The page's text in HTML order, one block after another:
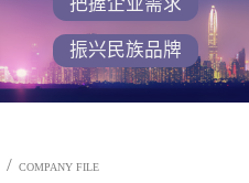
振兴民族品牌
/ COMPANY FILE